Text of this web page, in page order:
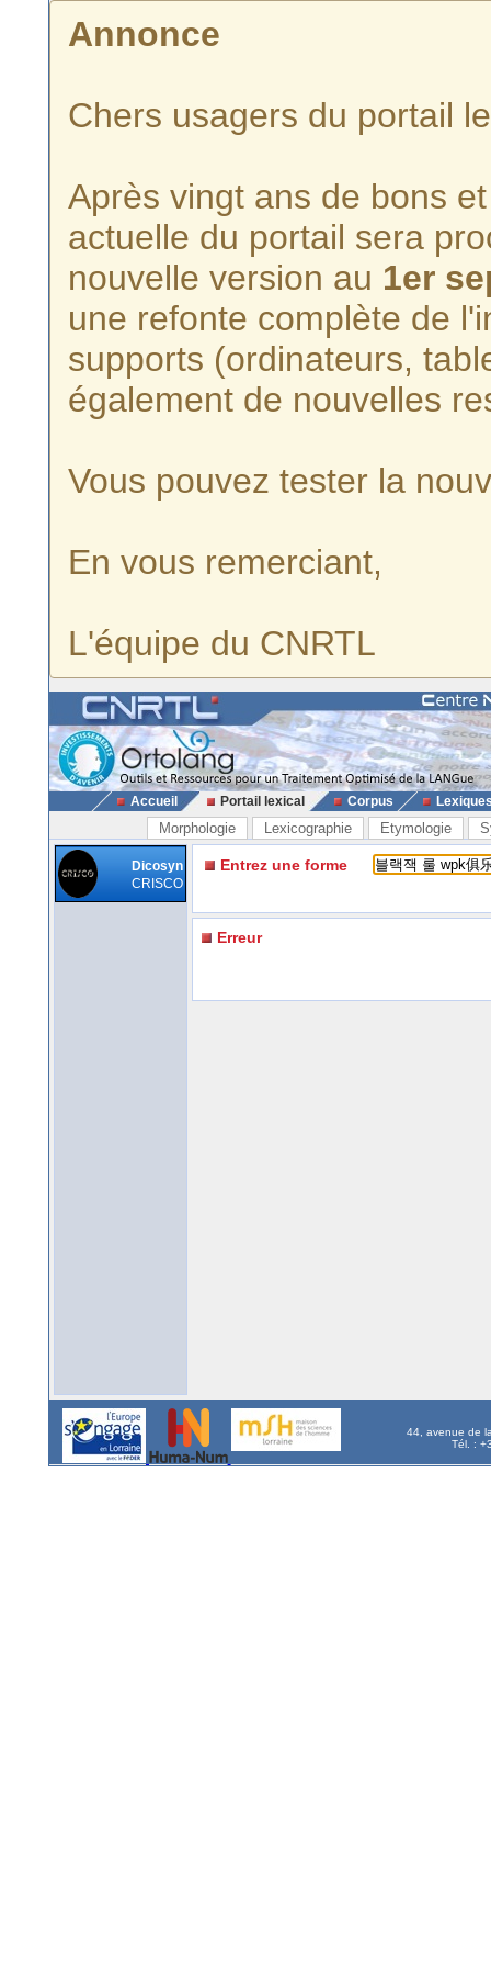
Annonce
Chers usagers du portail
Après vingt ans de bons
actuelle du portail sera
nouvelle version au 1er
une refonte complète de
supports (ordinateurs,
également de nouvelles
Vous pouvez tester la
En vous remerciant,
L'équipe du CNRTL
Accueil Portail lexical Corpus
Morphologie Lexicographie Etymologie
Dicosyn
CRISCO
Entrez une forme
Erreur
44, avenue de
Tél. :